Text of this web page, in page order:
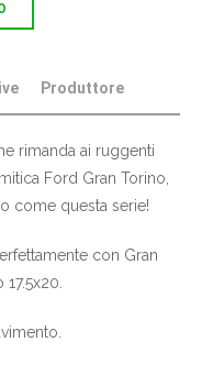
Produttore
rimanda ai ruggenti
Ford Gran Torino,
come questa serie!
con Gran